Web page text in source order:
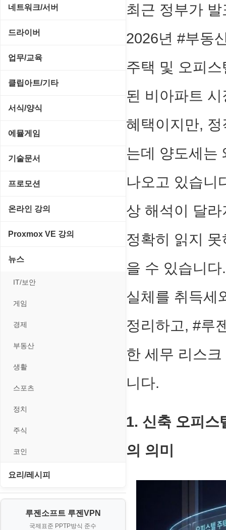
앱플레이어
온라인게임
전략/시뮬레이션
비디오 재생기
사운드 에디터
사운드 재생기
이미지 뷰어
바이러스 백신
압축파일 관리
파일/디스크
하드웨어 관련
실행기/툴바
운영체제 ISO/Image
커서/아이콘 툴
폰트관리/인쇄
FTP/텔넷/통신
사이트 저작도구
원격도구
웹 브라우저
웹 유틸리티
네트워크/서버
FTP 서버
백오피스/.NET
웹 서버
드라이버
SCSI/IDE/USB
비디오/모니터
사운드카드
입력장치
저장장치
업무/교육
MS 오피스 관련
판매/재고/회계
프로그래밍 관련
클립아트/기타
동영상 클립
서식/양식
경찰청-감사
경찰청-범죄예방
경찰청-수사
경찰청-외국어번역본
경찰청-외사
경찰청-정보
계약서
등기소
이력서
에뮬게임
Emulator(게임실행기)
오락실게임
휴대용게임
기술문서
C#, .NET, Visual Studio
JavaScript
MacOS/맥북
MCP
MS SQL Server
MySQL
PHP
VPN
Windows
리눅스(Linux)
보안
블로그
프로모션
고정아이피.net
온라인 강의
PHP - 고급
Proxmox VE 강의
I. Proxmox VE 기본 환경 구축
II. 가상 환경 관리 및 운영
III. 네트워킹 및 보안
IV. 클러스터 및 고가용성 (HA)
나리오
뉴스
IT/보안
게임
경제
부동산
생활
스포츠
정치
주식
코인
요리/레시피
노하우
소스/양념장
루젠소프트 루젠VPN
국제표준 PPTP방식 준수
최근 정부가
2026년 #부동
주택 및 오피
된 비아파트
혜택이지만,
는데 양도세는
나오고 있습니
상 해석이 달
정확히 읽지
을 수 있습니
실체를 취득세
정리하고, #루
한 세무 리스
니다.
1. 신축 오피스
의 의미